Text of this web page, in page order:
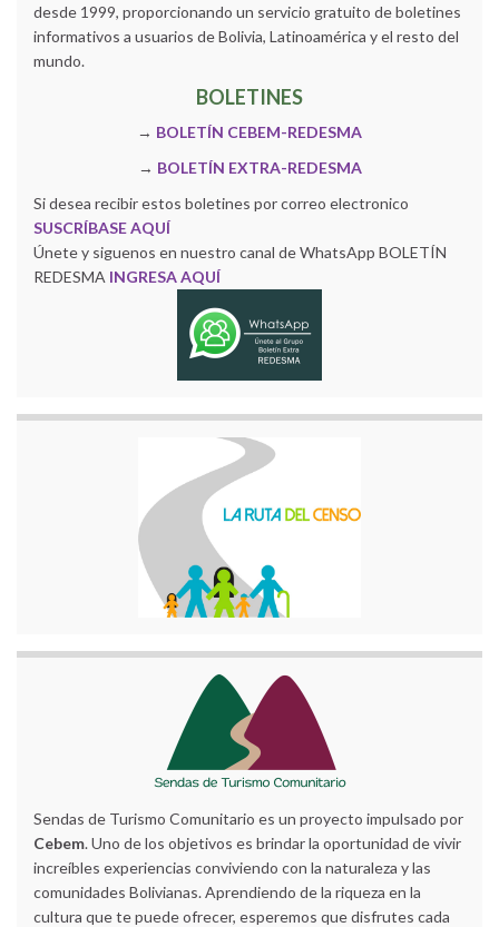
desde 1999, proporcionando un servicio gratuito de boletines
informativos a usuarios de Bolivia, Latinoamérica y el resto del
mundo.
BOLETINES
→ BOLETÍN CEBEM-REDESMA
→ BOLETÍN EXTRA-REDESMA
Si desea recibir estos boletines por correo electronico
SUSCRÍBASE AQUÍ
Únete y siguenos en nuestro canal de WhatsApp BOLETÍN
REDESMA INGRESA AQUÍ
Sendas de Turismo Comunitario es un proyecto impulsado por
Cebem. Uno de los objetivos es brindar la oportunidad de vivir
increíbles experiencias conviviendo con la naturaleza y las
comunidades Bolivianas. Aprendiendo de la riqueza en la
cultura que te puede ofrecer, esperemos que disfrutes cada